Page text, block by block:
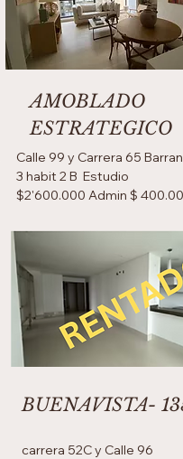
AMOBLADO
ESTRATEGICO
Calle 99 y Carrera 65
3 habit 2 B Estudio
$2'600.000 Admin $
BUENAVISTA-
carrera 52C y Calle 96